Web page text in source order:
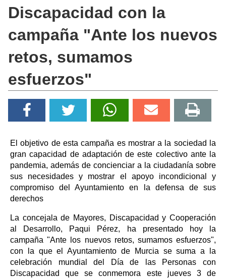
Discapacidad con la
campaña "Ante los nuevos
retos, sumamos
esfuerzos"
El objetivo de esta campaña es mostrar a la sociedad la
gran capacidad de adaptación de este colectivo ante la
pandemia, además de concienciar a la ciudadanía sobre
sus necesidades y mostrar el apoyo incondicional y
compromiso del Ayuntamiento en la defensa de sus
derechos
La concejala de Mayores, Discapacidad y Cooperación
al Desarrollo, Paqui Pérez, ha presentado hoy la
campaña "Ante los nuevos retos, sumamos esfuerzos",
con la que el Ayuntamiento de Murcia se suma a la
celebración mundial del Día de las Personas con
Discapacidad que se conmemora este jueves 3 de